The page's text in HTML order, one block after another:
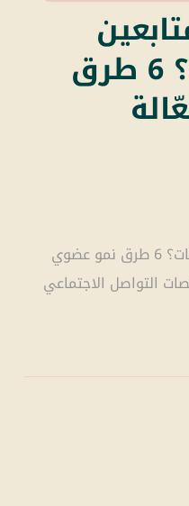
بدون إعلانات؟ 6 طرق
كيف تزيد المتابعين بدون إعلانات؟ 6 طرق نمو عضوي
التواصل الاجتماعي